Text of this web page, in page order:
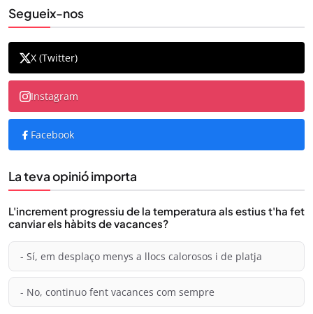
Segueix-nos
X (Twitter)
Instagram
Facebook
La teva opinió importa
L'increment progressiu de la temperatura als estius t'ha fet
canviar els hàbits de vacances?
- Sí, em desplaço menys a llocs calorosos i de platja
- No, continuo fent vacances com sempre